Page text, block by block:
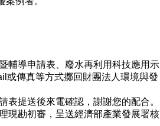
輔導申請表、廢水再利用科技應用示
或傳真等方式擲回財團法人環境與發
表提送後來電確認，謝謝您的配合。
現勘初審，呈送經濟部產業發展署核